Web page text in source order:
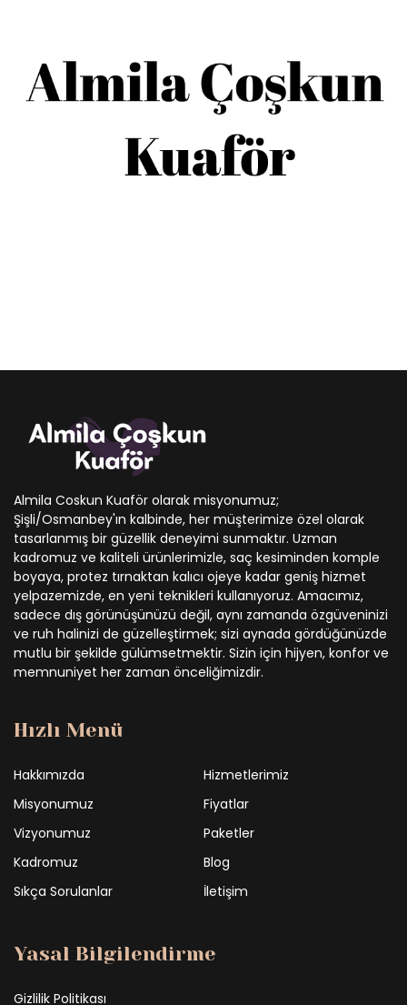
Almila Coskun Kuaför olarak misyonumuz;
Şişli/Osmanbey'ın kalbinde, her müşterimize özel olarak
tasarlanmış bir güzellik deneyimi sunmaktır. Uzman
kadromuz ve kaliteli ürünlerimizle, saç kesiminden komple
boyaya, protez tırnaktan kalıcı ojeye kadar geniş hizmet
yelpazemizde, en yeni teknikleri kullanıyoruz. Amacımız,
sadece dış görünüşünüzü değil, aynı zamanda özgüveninizi
ve ruh halinizi de güzelleştirmek; sizi aynada gördüğünüzde
mutlu bir şekilde gülümsetmektir. Sizin için hijyen, konfor ve
memnuniyet her zaman önceliğimizdir.
Hızlı Menü
Hakkımızda
Hizmetlerimiz
Misyonumuz
Fiyatlar
Vizyonumuz
Paketler
Kadromuz
Blog
Sıkça Sorulanlar
İletişim
Yasal Bilgilendirme
Gizlilik Politikası